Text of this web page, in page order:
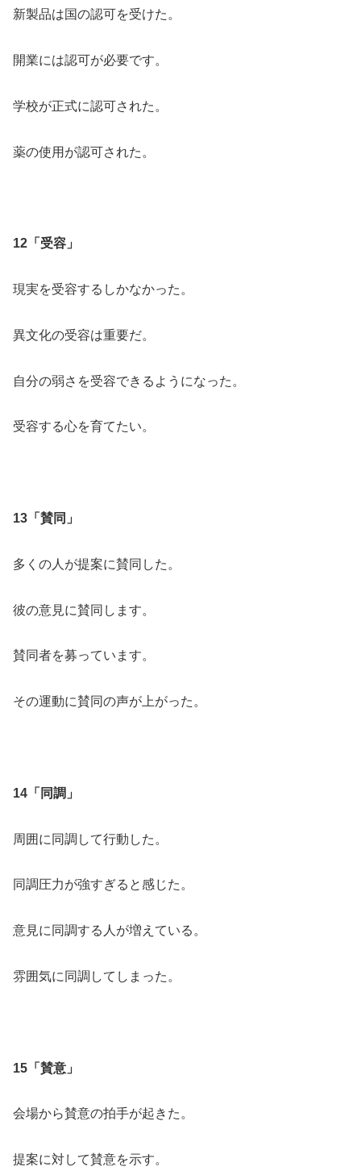
新製品は国の認可を受けた。
開業には認可が必要です。
学校が正式に認可された。
薬の使用が認可された。
12「受容」
現実を受容するしかなかった。
異文化の受容は重要だ。
自分の弱さを受容できるようになった。
受容する心を育てたい。
13「賛同」
多くの人が提案に賛同した。
彼の意見に賛同します。
賛同者を募っています。
その運動に賛同の声が上がった。
14「同調」
周囲に同調して行動した。
同調圧力が強すぎると感じた。
意見に同調する人が増えている。
雰囲気に同調してしまった。
15「賛意」
会場から賛意の拍手が起きた。
提案に対して賛意を示す。